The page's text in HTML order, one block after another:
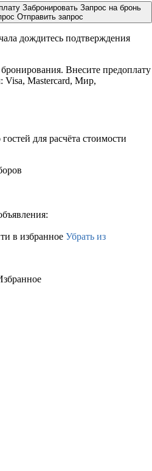
Забронировать Запрос на бронь
Отправить запрос
дождитесь подтверждения
Внесите предоплату
Visa, Mastercard, Мир,
для расчёта стоимости
в избранное Убрать из